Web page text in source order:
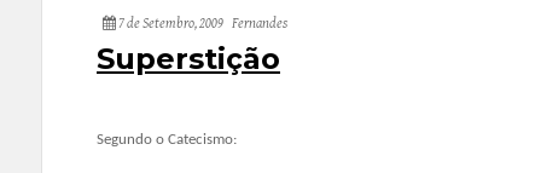
7 de Setembro, 2009 Fernandes
Superstição
Segundo o Catecismo: